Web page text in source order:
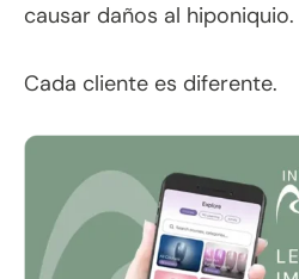
causar daños al hiponiquio.
Cada cliente es diferente.